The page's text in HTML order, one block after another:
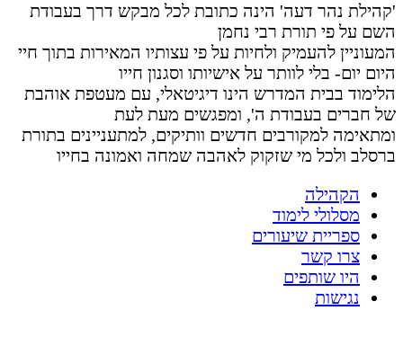
'קהילת נהר דעה' הינה כתובת לכל מבקש דרך בעבודת
השם על פי תורת רבי נחמן
המעוניין להעמיק ולחיות על פי עצותיו המאירות בתוך חיי
היום יום- בלי לוותר על אישיותו וסגנון חייו
הלימוד בבית המדרש הינו דיגיטאלי, עם מעטפת אוהבת
של חברים בעבודת ה', ומפגשים מעת לעת
ומתאימה למקורבים חדשים וותיקים, למתעניינים בתורת
ברסלב ולכל מי שזקוק לאהבה שמחה ואמונה בחייו
הקהילה
מסלולי לימוד
ספריית שיעורים
צרו קשר
היו שותפים
נגישות